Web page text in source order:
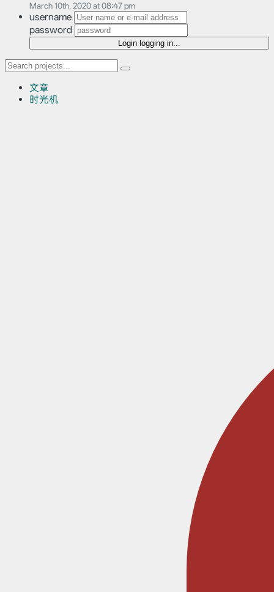
March 10th, 2020 at 08:47 pm
username
password
Login logging in...
文章
时光机